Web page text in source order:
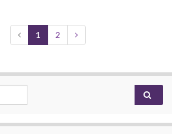
1 2